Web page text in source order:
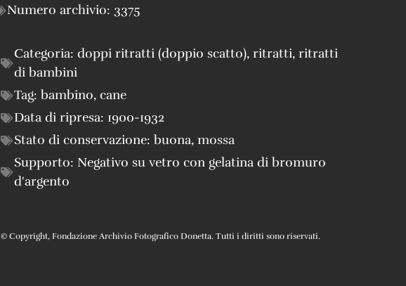
Numero archivio: 3375
Categoria: doppi ritratti (doppio scatto), ritratti, ritratti
di bambini
Tag: bambino, cane
Data di ripresa: 1900-1932
Stato di conservazione: buona, mossa
Supporto: Negativo su vetro con gelatina di bromuro
d'argento
© Copyright, Fondazione Archivio Fotografico Donetta. Tutti i diritti sono riservati.